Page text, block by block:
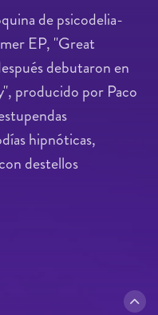
de psicodelia-
EP, "Great
debutaron en
producido por Paco
hipnóticas,
destellos